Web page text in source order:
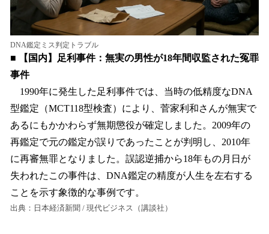
DNA鑑定ミス判定トラブル
■ 【国内】足利事件：無実の男性が18年間収監された冤罪
事件
1990年に発生した足利事件では、当時の低精度なDNA
型鑑定（MCT118型検査）により、菅家利和さんが無実で
あるにもかかわらず無期懲役が確定しました。2009年の
再鑑定で元の鑑定が誤りであったことが判明し、2010年
に再審無罪となりました。誤認逆捕から18年もの月日が
失われたこの事件は、DNA鑑定の精度が人生を左右する
ことを示す象徴的な事例です。
出典：日本経済新聞 / 現代ビジネス（講談社）